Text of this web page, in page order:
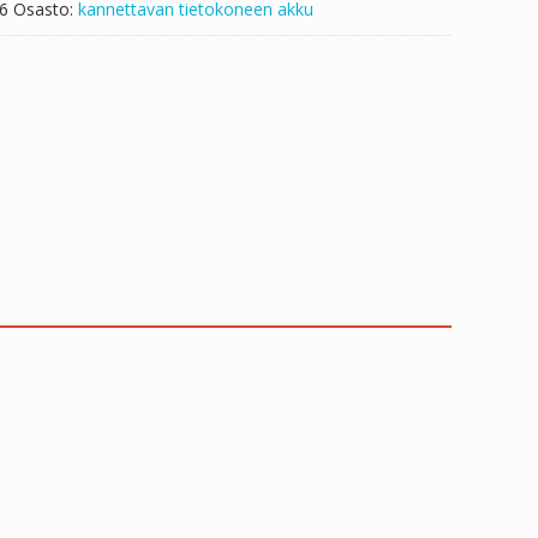
Osasto: kannettavan tietokoneen akku